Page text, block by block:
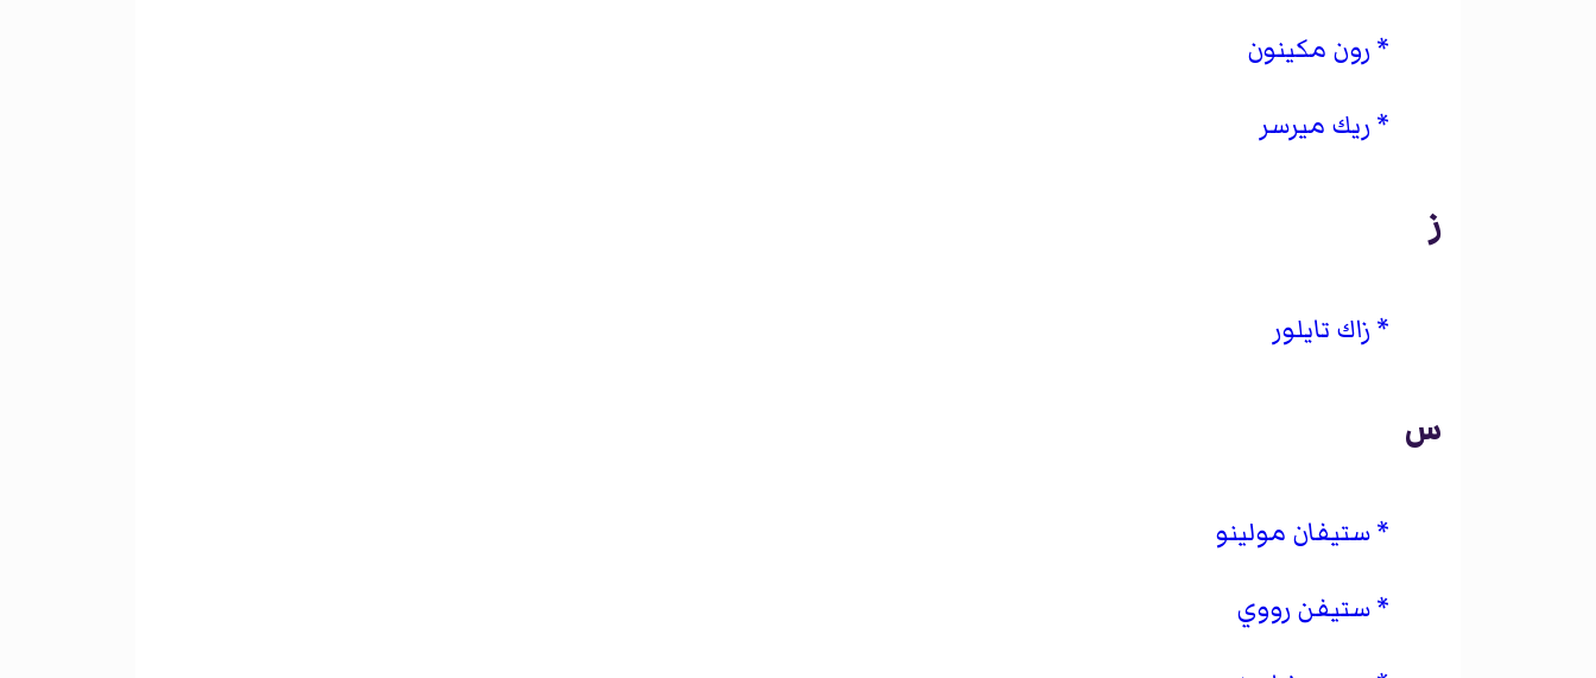
رون مكينون
ريك ميرسر
ز
زاك تايلور
س
ستيفان مولينو
ستيفن رووي